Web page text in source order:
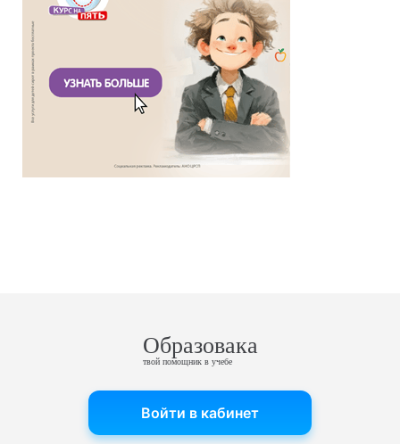
Образовака
твой помощник в учебе
Войти в кабинет